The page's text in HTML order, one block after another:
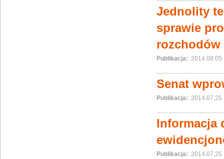
Jednolity
sprawie
rozchodów
Publikacja: 2014.08.05
Senat
Publikacja: 2014.07.25
Informacja
Publikacja: 2014.07.25